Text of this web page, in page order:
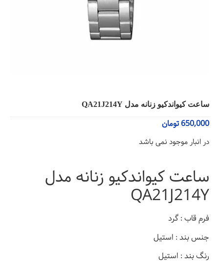
ساعت کیواندکیو زنانه مدل QA21J214Y
650,000 تومان
در انبار موجود نمی باشد
ساعت کیواندکیو زنانه مدل
QA21J214Y
فرم قاب : گرد
جنس بند : استیل
رنگ بند : استیل